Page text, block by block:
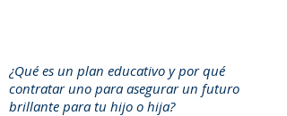
¿Qué es un plan educativo y por qué
contratar uno para asegurar un futuro
brillante para tu hijo o hija?